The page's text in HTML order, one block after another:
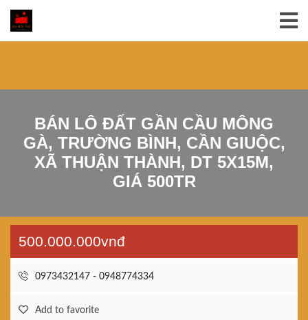
BÁN LÔ ĐẤT GẦN CẦU MÔNG
GÀ, TRƯỜNG BÌNH, CẦN GIUỘC,
XÃ THUẬN THÀNH, DT 5X15M,
GIÁ 500TR
500.000.000vnđ
0973432147 - 0948774334
Add to favorite